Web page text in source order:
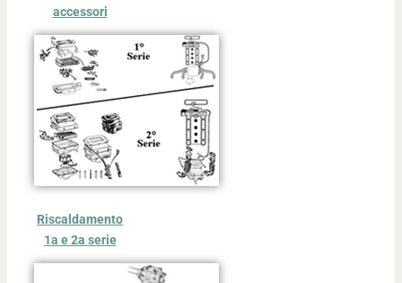
accessori
Riscaldamento
1a e 2a serie